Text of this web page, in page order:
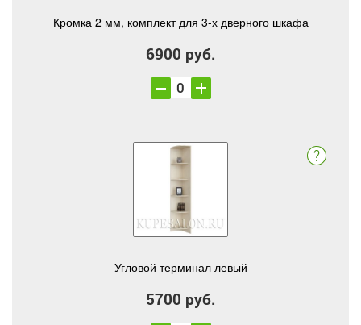
Кромка 2 мм, комплект для 3-х дверного шкафа
6900 руб.
Угловой терминал левый
5700 руб.